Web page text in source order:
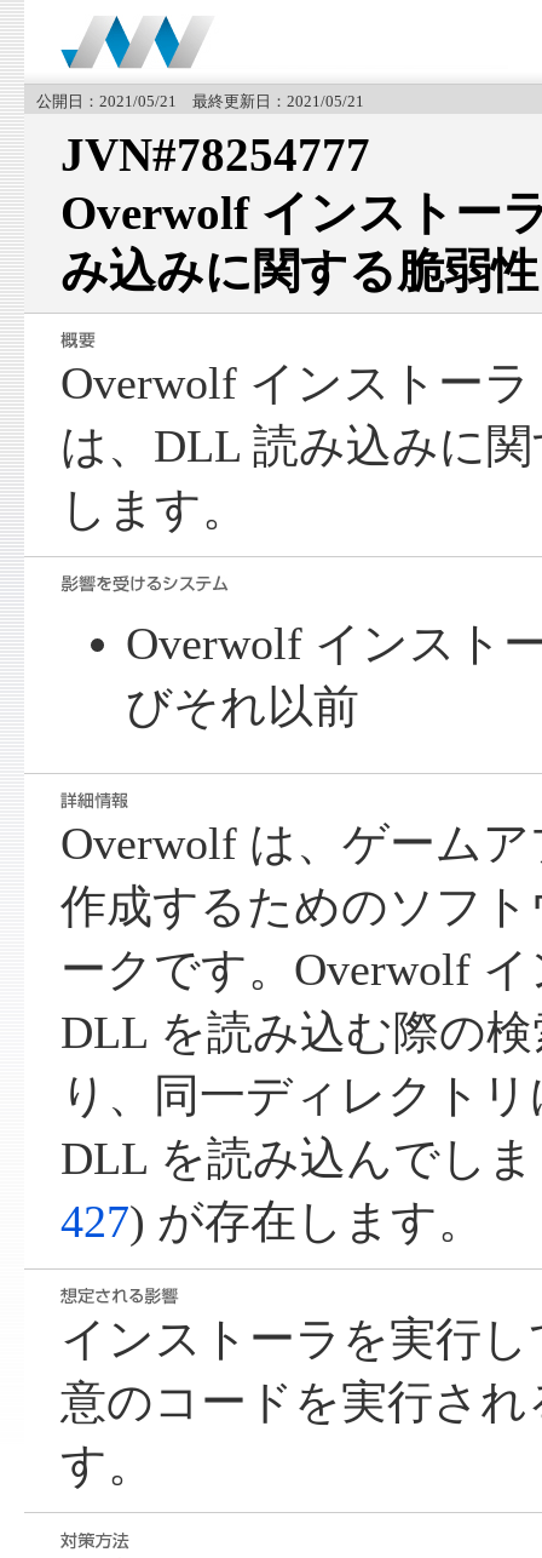
公開日：2021/05/21 最終更新日：2021/05/21
JVN#78254777
Overwolf インストー
み込みに関する脆弱性
Overwolf インストー
は、DLL 読み込みに
します。
Overwolf インスト
びそれ以前
Overwolf は、ゲーム
作成するためのソフ
ークです。Overwolf
DLL を読み込む際の
り、同一ディレクト
DLL を読み込んでし
427) が存在します。
インストーラを実行
意のコードを実行さ
す。